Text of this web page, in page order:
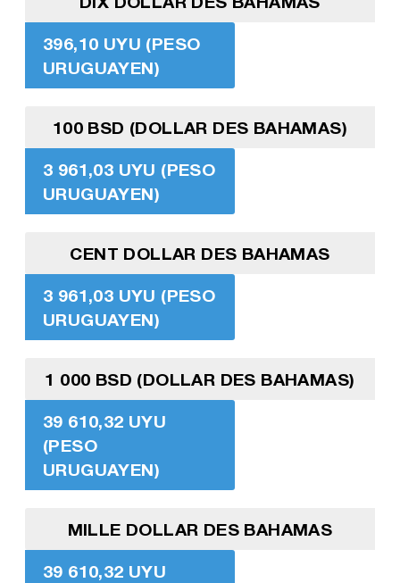
396,10 UYU (PESO
URUGUAYEN)
100 BSD (DOLLAR DES BAHAMAS)
3 961,03 UYU (PESO
URUGUAYEN)
CENT DOLLAR DES BAHAMAS
3 961,03 UYU (PESO
URUGUAYEN)
1 000 BSD (DOLLAR DES BAHAMAS)
39 610,32 UYU
(PESO
URUGUAYEN)
MILLE DOLLAR DES BAHAMAS
39 610,32 UYU